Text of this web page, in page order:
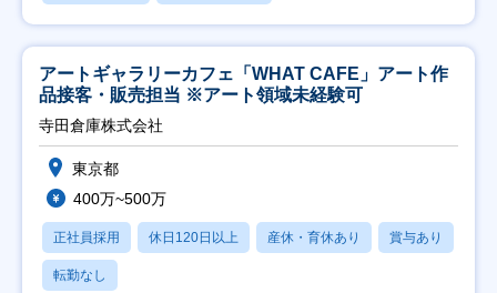
アートギャラリーカフェ「WHAT CAFE」アート作
品接客・販売担当 ※アート領域未経験可
寺田倉庫株式会社
東京都
400万~500万
正社員採用 休日120日以上 産休・育休あり 賞与あり
転勤なし